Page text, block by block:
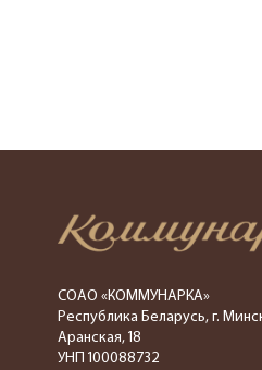
СОАО «КОММУНАРКА»
Республика Беларусь, г.
Аранская, 18
УНП 100088732